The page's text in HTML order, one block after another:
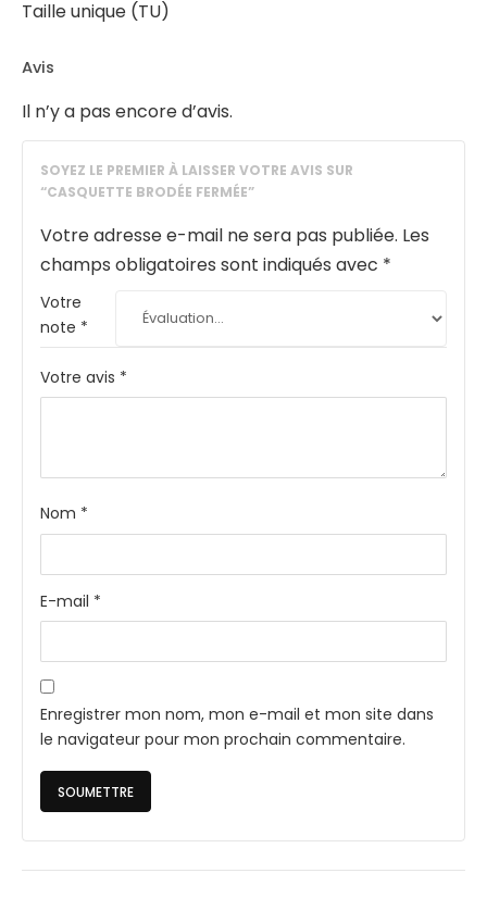
Taille unique (TU)
Avis
Il n’y a pas encore d’avis.
SOYEZ LE PREMIER À LAISSER VOTRE AVIS SUR
“CASQUETTE BRODÉE FERMÉE”
Votre adresse e-mail ne sera pas publiée. Les
champs obligatoires sont indiqués avec *
Votre
note *
Votre avis *
Nom *
E-mail *
Enregistrer mon nom, mon e-mail et mon site dans
le navigateur pour mon prochain commentaire.